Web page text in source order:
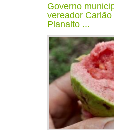
Governo
vereador
Planalto ...